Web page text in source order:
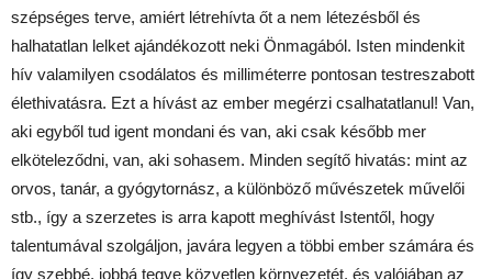
szépséges terve, amiért létrehívta őt a nem létezésből és
halhatatlan lelket ajándékozott neki Önmagából. Isten mindenkit
hív valamilyen csodálatos és milliméterre pontosan testreszabott
élethivatásra. Ezt a hívást az ember megérzi csalhatatlanul! Van,
aki egyből tud igent mondani és van, aki csak később mer
elköteleződni, van, aki sohasem. Minden segítő hivatás: mint az
orvos, tanár, a gyógytornász, a különböző művészetek művelői
stb., így a szerzetes is arra kapott meghívást Istentől, hogy
talentumával szolgáljon, javára legyen a többi ember számára és
így szebbé, jobbá tegye közvetlen környezetét, és valójában az